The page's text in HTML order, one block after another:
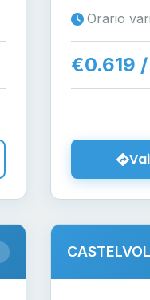
Orario
€0.619
Vai